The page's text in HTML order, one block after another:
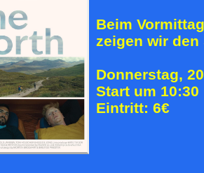
Beim
zeigen wir
Donnerstag,
Start um 10:30
Eintritt: 6€